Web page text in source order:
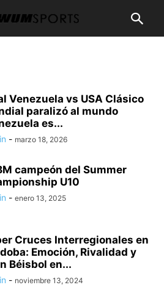
Venezuela vs USA Clásico
paralizó al mundo
es...
- marzo 18, 2026
campeón del Summer
U10
- enero 13, 2025
Cruces Interregionales en
Emoción, Rivalidad y
Béisbol en...
- noviembre 13, 2024